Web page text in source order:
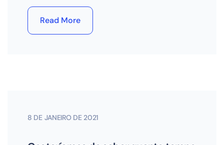
Read More
8 DE JANEIRO DE 2021